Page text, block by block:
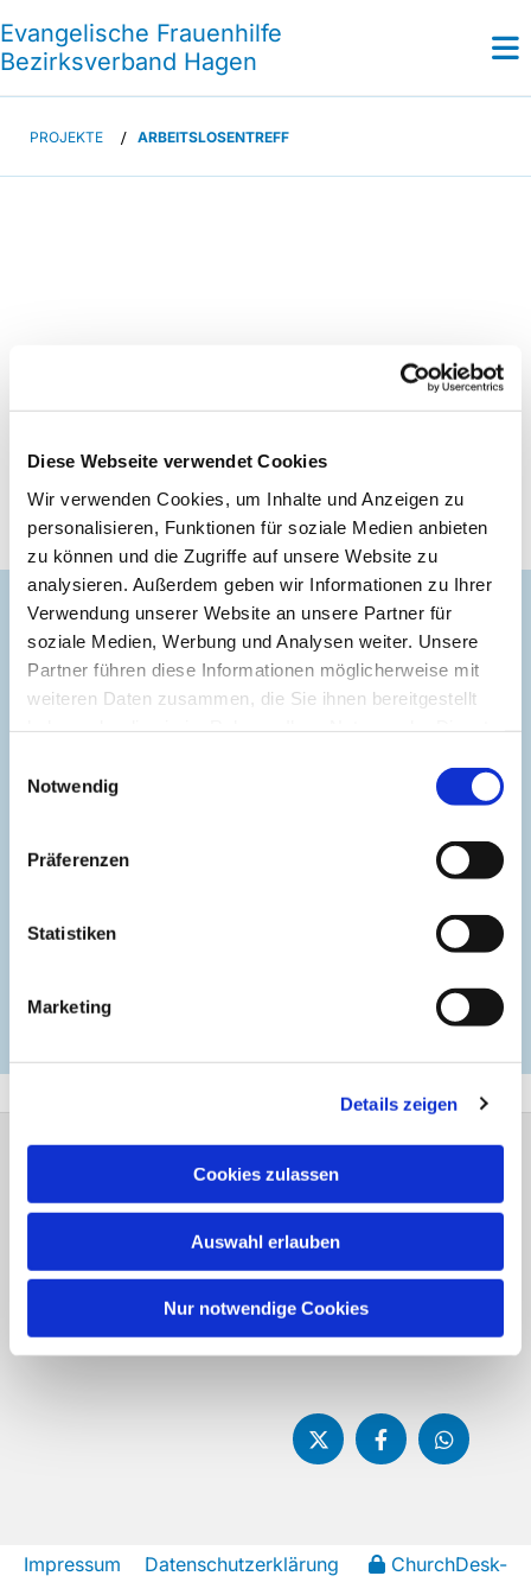
Diese Webseite verwendet Cookies
Wir verwenden Cookies, um Inhalte und Anzeigen zu
personalisieren, Funktionen für soziale Medien anbieten
zu können und die Zugriffe auf unsere Website zu
analysieren. Außerdem geben wir Informationen zu Ihrer
Verwendung unserer Website an unsere Partner für
soziale Medien, Werbung und Analysen weiter. Unsere
Partner führen diese Informationen möglicherweise mit
weiteren Daten zusammen, die Sie ihnen bereitgestellt
Notwendig
Präferenzen
Statistiken
Marketing
Details zeigen
Cookies zulassen
Auswahl erlauben
Nur notwendige Cookies
Evangelische Frauenhilfe
Bezirksverband Hagen
PROJEKTE / ARBEITSLOSENTREFF
Ökumenischer Arbeitslosentreff
Arbeitslosigkeit kann jeden
treffen.
1983 wurde der
Arbeitslosentreff,
Märkischer Ring 101 neben
Die Gründung erfolgte durch eine ökumenische
Initiative der Evangelischen Frauenhilfe,
Frauengemeinschaft (kfd) Bezirk Hagen.
Evangelische Frauenhilfe Bezirksverband
02331 9082131
info@frauenhilfe-
Impressum Datenschutzerklärung
ChurchDesk-